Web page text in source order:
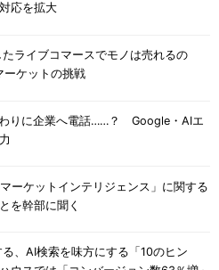
応を拡大
ライブコマースでモノは売れるの
ケットの挑戦
りに企業へ電話……？ Google・AIエ
ーケットインテリジェンス」に関する
を幹部に聞く
、AI検索を味方にする「10のヒン